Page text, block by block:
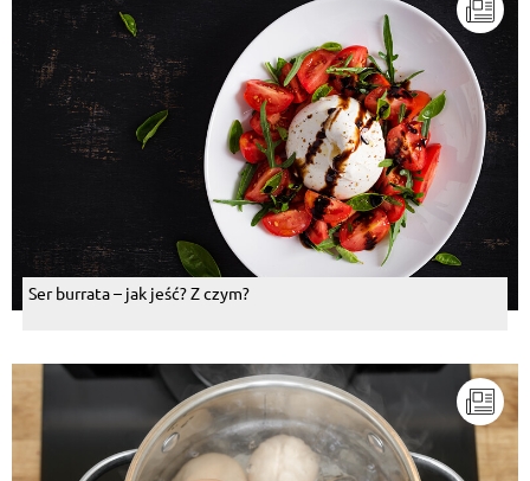
Ser burrata – jak jeść? Z czym?